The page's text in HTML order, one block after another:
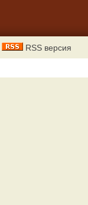
RSS версия